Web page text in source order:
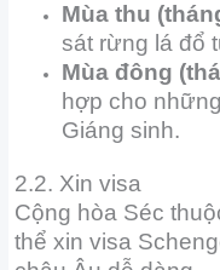
Mùa thu
sát rừng lá đổ
Mùa đông
hợp cho
Giáng sinh.
2.2. Xin visa
Cộng hòa Séc
thể xin visa